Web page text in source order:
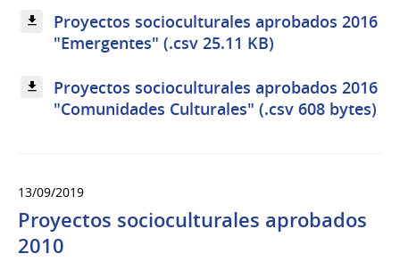
Proyectos socioculturales aprobados 2016
"Emergentes" (.csv 25.11 KB)
Proyectos socioculturales aprobados 2016
"Comunidades Culturales" (.csv 608 bytes)
13/09/2019
Proyectos socioculturales aprobados
2010